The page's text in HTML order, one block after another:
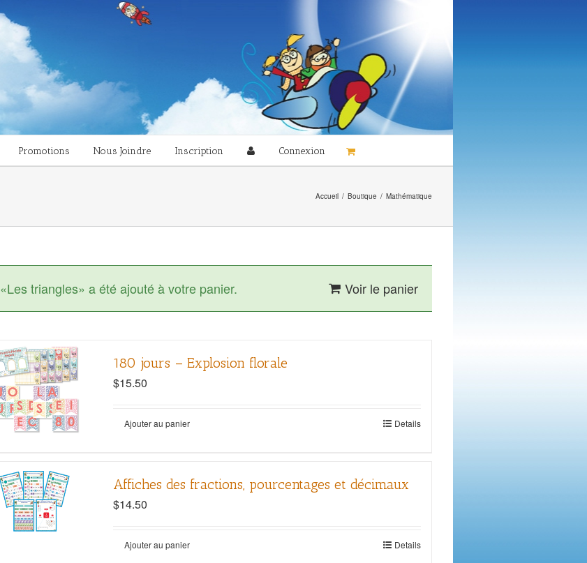
Promotions Nous Joindre Inscription Connexion
Accueil / Boutique / Mathématique
Voir le panier
«Les triangles» a été ajouté à votre panier.
180 jours – Explosion florale
$15.50
Ajouter au panier Details
Affiches des fractions, pourcentages et décimaux
$14.50
Ajouter au panier Details